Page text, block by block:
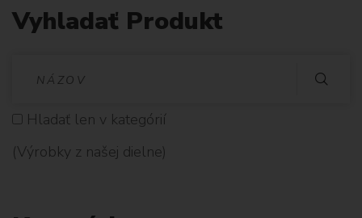
Vyhladať Produkt
Hladať len v kategórií
(Výrobky z našej dielne)